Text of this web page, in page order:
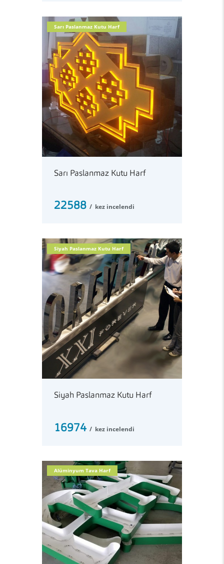
Sarı Paslanmaz Kutu Harf
Sarı Paslanmaz Kutu Harf
22588 kez incelendi
Siyah Paslanmaz Kutu Harf
Siyah Paslanmaz Kutu Harf
16974 kez incelendi
Alüminyum Tava Harf